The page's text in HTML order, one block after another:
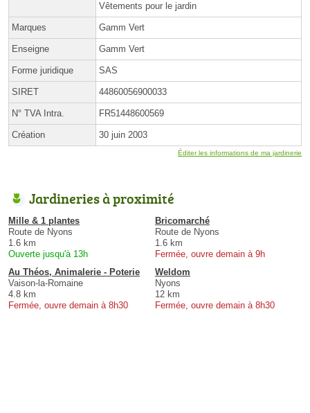
Vêtements pour le jardin
Marques Gamm Vert
Enseigne Gamm Vert
Forme juridique SAS
SIRET 44860056900033
N° TVA Intra. FR51448600569
Création 30 juin 2003
Éditer les informations de ma jardinerie
Jardineries à proximité
Mille & 1 plantes
Route de Nyons
1.6 km
Ouverte jusqu'à 13h
Bricomarché
Route de Nyons
1.6 km
Fermée, ouvre demain à 9h
Au Théos, Animalerie - Poterie
Vaison-la-Romaine
4.8 km
Fermée, ouvre demain à 8h30
Weldom
Nyons
12 km
Fermée, ouvre demain à 8h30